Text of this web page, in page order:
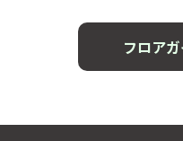
フロア